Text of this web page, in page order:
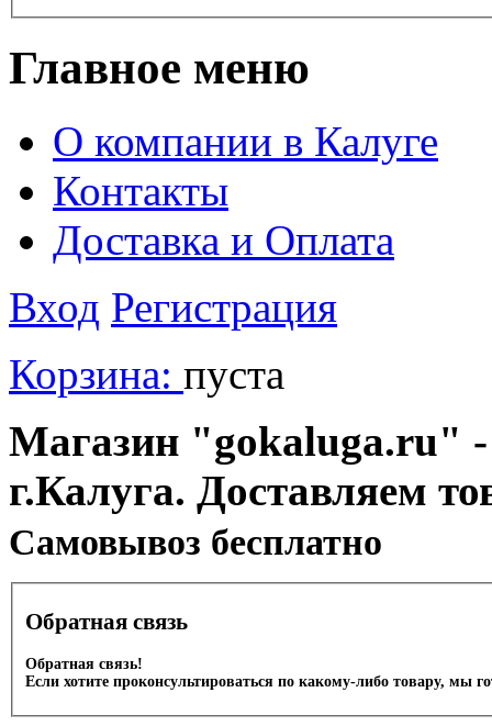
Главное меню
О компании в Калуге
Контакты
Доставка и Оплата
Вход Регистрация
Корзина: пуста
Магазин "gokaluga.ru" -
г.Калуга. Доставляем
Cамовывоз бесплатно
Обратная связь
Обратная связь!
Если хотите проконсультироваться по какому-либо товару, мы